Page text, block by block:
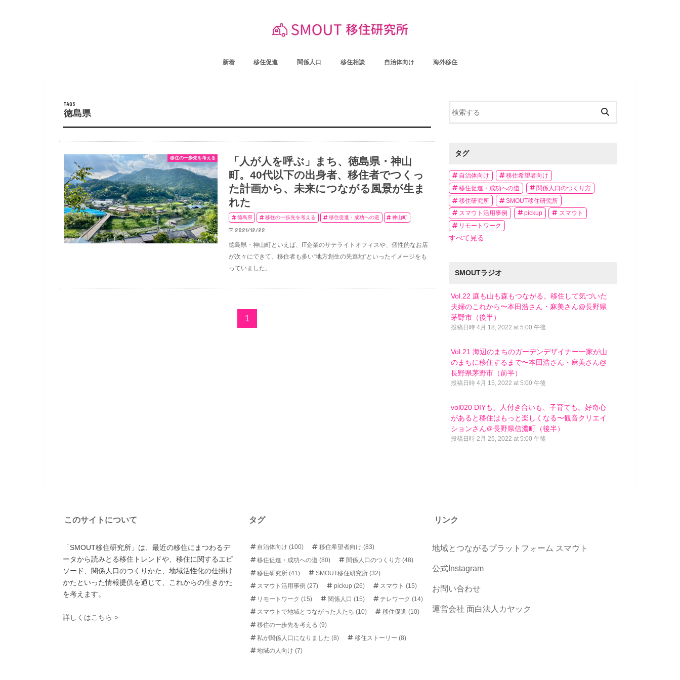
新着 移住促進 関係人口 移住相談 自治体向け 海外移住
徳島県
移住の一歩先を考える
「人が人を呼ぶ」まち、徳島県・神山
町。40代以下の出身者、移住者でつくっ
た計画から、未来につながる風景が生ま
れた
徳島県 移住の一歩先を考える 移住促進・成功への道 神山町
2021/12/22
徳島県・神山町といえば、IT企業のサテライトオフィスや、個性的なお店
が次々にできて、移住者も多い“地方創生の先進地”といったイメージをも
っていました。
1
タグ
自治体向け
移住希望者向け
移住促進・成功への道
関係人口のつくり方
移住研究所
SMOUT移住研究所
スマウト活用事例
pickup
スマウト
リモートワーク
すべて見る
SMOUTラジオ
Vol.22 庭も山も森もつながる。移住して気づいた
夫婦のこれから〜本田浩さん・麻美さん@長野県
茅野市（後半）
投稿日時 4月 18, 2022 at 5:00 午後
Vol.21 海辺のまちのガーデンデザイナー一家が山
のまちに移住するまで〜本田浩さん・麻美さん@
長野県茅野市（前半）
投稿日時 4月 15, 2022 at 5:00 午後
vol020 DIYも、人付き合いも、子育ても。好奇心
があると移住はもっと楽しくなる〜観音クリエイ
ションさん＠長野県信濃町（後半）
投稿日時 2月 25, 2022 at 5:00 午後
このサイトについて
「SMOUT移住研究所」は、最近の移住にまつわるデ
ータから読みとる移住トレンドや、移住に関するエピ
ソード、関係人口のつくりかた、地域活性化の仕掛け
かたといった情報提供を通じて、これからの生きかた
を考えます。
詳しくはこちら >
タグ
自治体向け(100) 移住希望者向け (83)
移住促進・成功への道(80) 関係人口のつくり方 (48)
移住研究所(41) SMOUT移住研究所 (32)
スマウト活用事例(27) pickup (26) スマウト(15)
リモートワーク(15) 関係人口 (15) テレワーク(14)
スマウトで地域とつながった人たち(10) 移住促進 (10)
移住の一歩先を考える(9)
私が関係人口になりました(8) 移住ストーリー (8)
地域の人向け(7)
リンク
地域とつながるプラットフォーム スマウト
公式Instagram
お問い合わせ
運営会社 面白法人カヤック